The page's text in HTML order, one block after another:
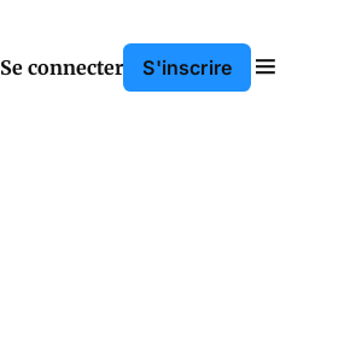
Se connecter S'inscrire